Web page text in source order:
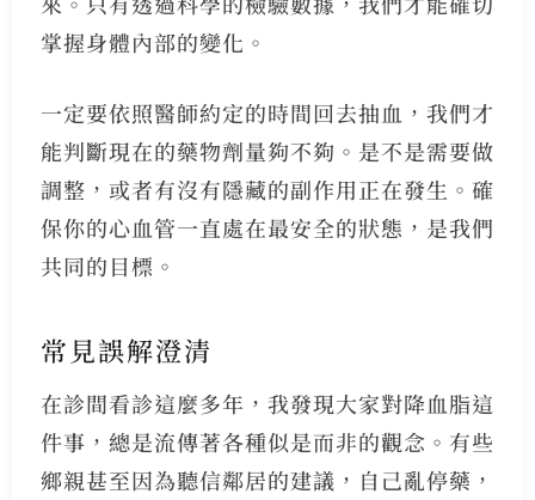
掌握身體內部的變化。
一定要依照醫師約定的時間回去抽血，我們才
能判斷現在的藥物劑量夠不夠。是不是需要做
調整，或者有沒有隱藏的副作用正在發生。確
保你的心血管一直處在最安全的狀態，是我們
共同的目標。
常見誤解澄清
在診間看診這麼多年，我發現大家對降血脂這
件事，總是流傳著各種似是而非的觀念。有些
鄉親甚至因為聽信鄰居的建議，自己亂停藥，